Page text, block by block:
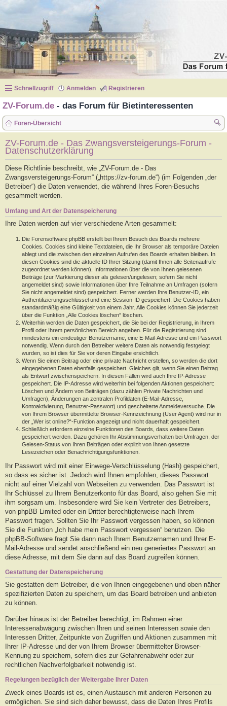
Schnellzugriff Anmelden Registrieren
ZV-Forum.de - das Forum für Bietinteressenten
Foren-Übersicht
ZV-Forum.de - Das Zwangsversteigerungs-Forum -
Datenschutzerklärung
Diese Richtlinie beschreibt, wie „ZV-Forum.de - Das
Zwangsversteigerungs-Forum“ („https://zv-forum.de“) (im Folgenden „der
Betreiber“) die Daten verwendet, die während Ihres Foren-Besuchs
gesammelt werden.
Umfang und Art der Datenspeicherung
Ihre Daten werden auf vier verschiedene Arten gesammelt:
Die Forensoftware phpBB erstellt bei Ihrem Besuch des Boards mehrere
Cookies. Cookies sind kleine Textdateien, die Ihr Browser als temporäre Dateien
ablegt und die zwischen den einzelnen Aufrufen des Boards erhalten bleiben. In
diesen Cookies sind die aktuelle ID Ihrer Sitzung (damit Ihnen alle Seitenaufrufe
zugeordnet werden können), Informationen über die von Ihnen gelesenen
Beiträge (zur Markierung dieser als gelesen/ungelesen; sofern Sie nicht
angemeldet sind) sowie Informationen über Ihre Teilnahme an Umfragen (sofern
Sie nicht angemeldet sind) gespeichert. Ferner werden Ihre Benutzer-ID, ein
Authentifizierungsschlüssel und eine Session-ID gespeichert. Die Cookies haben
standardmäßig eine Gültigkeit von einem Jahr. Alle Cookies können Sie jederzeit
über die Funktion „Alle Cookies löschen“ löschen.
Weiterhin werden die Daten gespeichert, die Sie bei der Registrierung, in Ihrem
Profil oder Ihrem persönlichem Bereich angeben. Für die Registrierung sind
mindestens ein eindeutiger Benutzername, eine E-Mail-Adresse und ein Passwort
notwendig. Wenn durch den Betreiber weitere Daten als notwendig festgelegt
wurden, so ist dies für Sie vor deren Eingabe ersichtlich.
Wenn Sie einen Beitrag oder eine private Nachricht erstellen, so werden die dort
eingegebenen Daten ebenfalls gespeichert. Gleiches gilt, wenn Sie einen Beitrag
als Entwurf zwischenspeichern. In diesen Fällen wird auch Ihre IP-Adresse
gespeichert. Die IP-Adresse wird weiterhin bei folgenden Aktionen gespeichert:
Löschen und Ändern von Beiträgen (dazu zählen Private Nachrichten und
Umfragen), Änderungen an zentralen Profildaten (E-Mail-Adresse,
Kontoaktivierung, Benutzer-Passwort) und gescheiterte Anmeldeversuche. Die
von Ihrem Browser übermittelte Browser-Kennzeichnung (User Agent) wird nur in
der „Wer ist online?“-Funktion angezeigt und nicht dauerhaft gespeichert.
Schließlich erfordern einzelne Funktionen des Boards, dass weitere Daten
gespeichert werden. Dazu gehören Ihr Abstimmungsverhalten bei Umfragen, der
Gelesen-Status von Ihren Beiträgen oder explizit von Ihnen gesetzte
Lesezeichen oder Benachrichtigungsfunktionen.
Ihr Passwort wird mit einer Einwege-Verschlüsselung (Hash) gespeichert,
so dass es sicher ist. Jedoch wird Ihnen empfohlen, dieses Passwort
nicht auf einer Vielzahl von Webseiten zu verwenden. Das Passwort ist
Ihr Schlüssel zu Ihrem Benutzerkonto für das Board, also gehen Sie mit
ihm sorgsam um. Insbesondere wird Sie kein Vertreter des Betreibers,
von phpBB Limited oder ein Dritter berechtigterweise nach Ihrem
Passwort fragen. Sollten Sie Ihr Passwort vergessen haben, so können
Sie die Funktion „Ich habe mein Passwort vergessen“ benutzen. Die
phpBB-Software fragt Sie dann nach Ihrem Benutzernamen und Ihrer E-
Mail-Adresse und sendet anschließend ein neu generiertes Passwort an
diese Adresse, mit dem Sie dann auf das Board zugreifen können.
Gestattung der Datenspeicherung
Sie gestatten dem Betreiber, die von Ihnen eingegebenen und oben näher
spezifizierten Daten zu speichern, um das Board betreiben und anbieten
zu können.
Darüber hinaus ist der Betreiber berechtigt, im Rahmen einer
Interessenabwägung zwischen Ihren und seinen Interessen sowie den
Interessen Dritter, Zeitpunkte von Zugriffen und Aktionen zusammen mit
Ihrer IP-Adresse und der von Ihrem Browser übermittelter Browser-
Kennung zu speichern, sofern dies zur Gefahrenabwehr oder zur
rechtlichen Nachverfolgbarkeit notwendig ist.
Regelungen bezüglich der Weitergabe Ihrer Daten
Zweck eines Boards ist es, einen Austausch mit anderen Personen zu
ermöglichen. Sie sind sich daher bewusst, dass die Daten Ihres Profils